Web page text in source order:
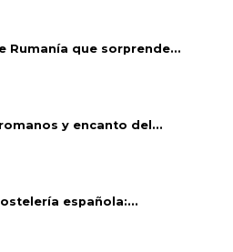
Rumanía que sorprende...
y encanto del...
española:...